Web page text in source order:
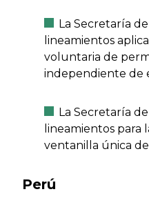
La Secretaría
lineamientos
voluntaria de
independiente de
La Secretaría
lineamientos para
ventanilla única
Perú